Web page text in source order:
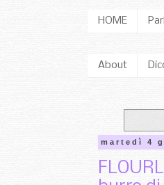
HOME
About
martedì 4